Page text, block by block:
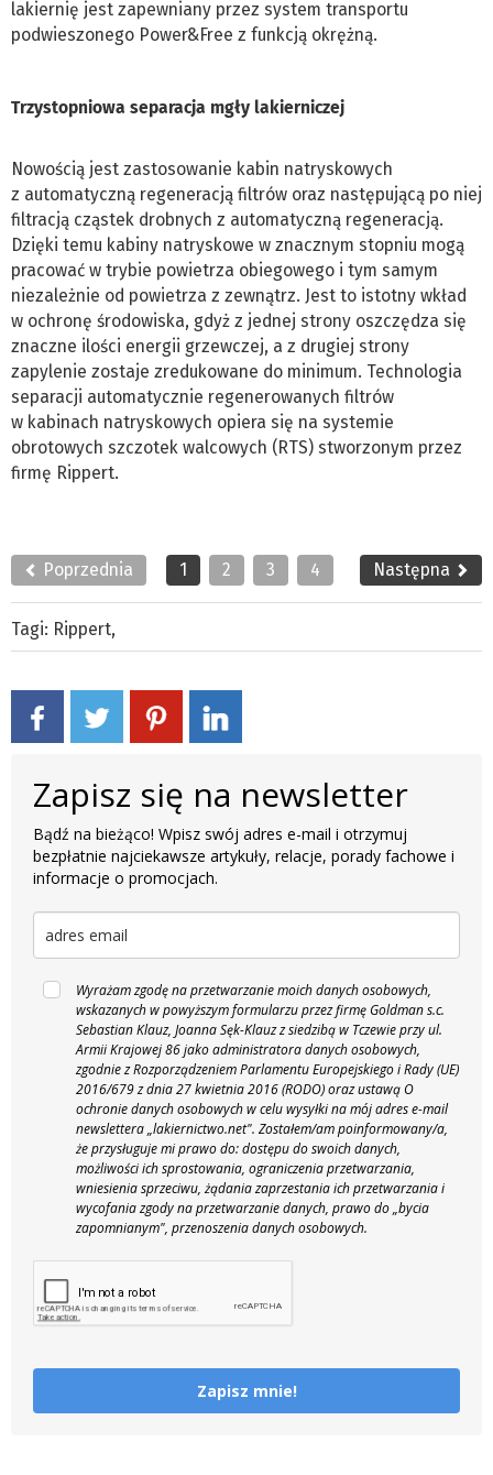
lakiernię jest zapewniany przez system transportu
podwieszonego Power&Free z funkcją okrężną.
Trzystopniowa separacja mgły lakierniczej
Nowością jest zastosowanie kabin natryskowych
z automatyczną regeneracją filtrów oraz następującą po niej
filtracją cząstek drobnych z automatyczną regeneracją.
Dzięki temu kabiny natryskowe w znacznym stopniu mogą
pracować w trybie powietrza obiegowego i tym samym
niezależnie od powietrza z zewnątrz. Jest to istotny wkład
w ochronę środowiska, gdyż z jednej strony oszczędza się
znaczne ilości energii grzewczej, a z drugiej strony
zapylenie zostaje zredukowane do minimum. Technologia
separacji automatycznie regenerowanych filtrów
w kabinach natryskowych opiera się na systemie
obrotowych szczotek walcowych (RTS) stworzonym przez
firmę Rippert.
Poprzednia 1 2 3 4 Następna
Tagi: Rippert,
Zapisz się na newsletter
Bądź na bieżąco! Wpisz swój adres e-mail i otrzymuj
bezpłatnie najciekawsze artykuły, relacje, porady fachowe i
informacje o promocjach.
Wyrażam zgodę na przetwarzanie moich danych osobowych,
wskazanych w powyższym formularzu przez firmę Goldman s.c.
Sebastian Klauz, Joanna Sęk-Klauz z siedzibą w Tczewie przy ul.
Armii Krajowej 86 jako administratora danych osobowych,
zgodnie z Rozporządzeniem Parlamentu Europejskiego i Rady (UE)
2016/679 z dnia 27 kwietnia 2016 (RODO) oraz ustawą O
ochronie danych osobowych w celu wysyłki na mój adres e-mail
newslettera „lakiernictwo.net". Zostałem/am poinformowany/a,
że przysługuje mi prawo do: dostępu do swoich danych,
możliwości ich sprostowania, ograniczenia przetwarzania,
wniesienia sprzeciwu, żądania zaprzestania ich przetwarzania i
wycofania zgody na przetwarzanie danych, prawo do „bycia
zapomnianym", przenoszenia danych osobowych.
Zapisz mnie!